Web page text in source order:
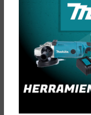
,
necesidades
Esto es
aplicaciones,
pulido suave y
Diseño ergonómico: